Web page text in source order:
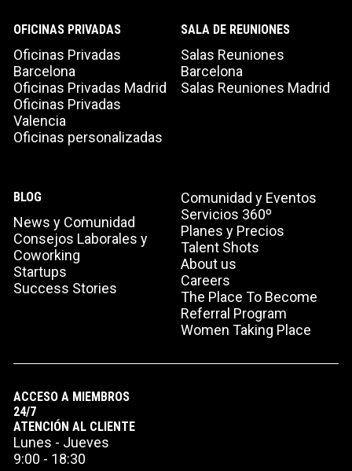
Acepto recibir comunicaciones de Aticco
Acepto laPolítica de Privacidad*
OFICINAS PRIVADAS
Oficinas Privadas
Barcelona
Oficinas Privadas Madrid
Oficinas Privadas
Valencia
Oficinas personalizadas
SALA DE REUNIONES
Salas Reuniones
Barcelona
Salas Reuniones Madrid
BLOG
News y Comunidad
Consejos Laborales y
Coworking
Startups
Success Stories
Comunidad y Eventos
Servicios 360º
Planes y Precios
Talent Shots
About us
Careers
The Place To Become
Referral Program
Women Taking Place
ACCESO A MIEMBROS
24/7
ATENCIÓN AL CLIENTE
Lunes - Jueves
9:00 - 18:30